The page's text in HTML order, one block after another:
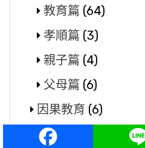
教育篇 (64)
孝順篇 (3)
親子篇 (4)
父母篇 (6)
因果教育 (6)
健康養生